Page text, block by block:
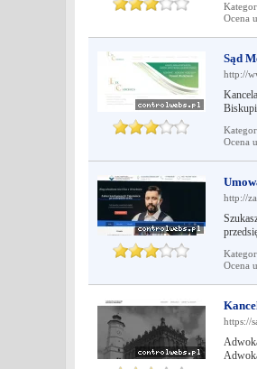
Ocena
Sąd
http://
Ocena
http://
Ocena
https://